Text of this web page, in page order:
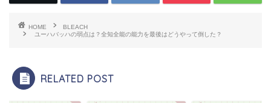
HOME
BLEACH
ユーハバッハの弱点は？全知全能の能力を最後はどうやって倒した？
RELATED POST